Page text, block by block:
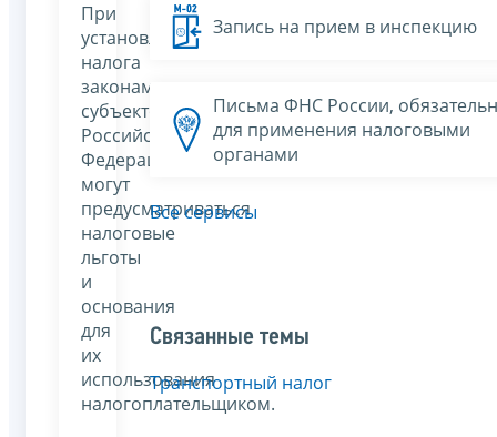
При
установлении
налога
законами
субъектов
Российской
Федерации
могут
предусматриваться
налоговые
льготы
и
основания
для
их
использования
налогоплательщиком.
Запись на прием в инспекцию
Письма ФНС России,
для применения налоговыми
органами
Все сервисы
Связанные темы
Транспортный налог